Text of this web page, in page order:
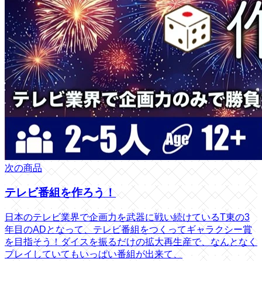
次の商品
テレビ番組を作ろう！
日本のテレビ業界で企画力を武器に戦い続けているT東の3
年目のADとなって、テレビ番組をつくってギャラクシー賞
を目指そう！ダイスを振るだけの拡大再生産で、なんとなく
プレイしていてもいっぱい番組が出来て、